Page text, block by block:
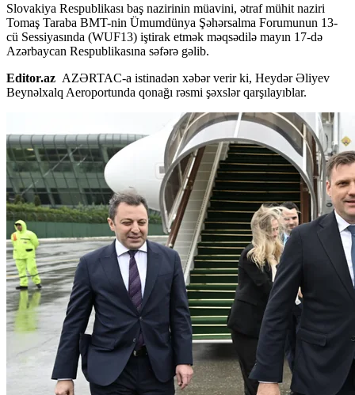
Slovakiya Respublikası baş nazirinin müavini, ətraf mühit naziri
Tomaş Taraba BMT-nin Ümumdünya Şəhərsalma Forumunun 13-
cü Sessiyasında (WUF13) iştirak etmək məqsədilə mayın 17-də
Azərbaycan Respublikasına səfərə gəlib.
Editor.az AZƏRTAC-a istinadən xəbər verir ki, Heydər Əliyev
Beynəlxalq Aeroportunda qonağı rəsmi şəxslər qarşılayıblar.